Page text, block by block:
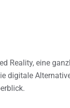
Reality, eine
digitale